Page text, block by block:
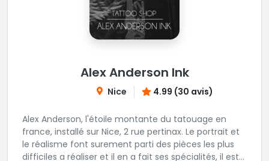
Alex Anderson Ink
Nice 4.99 (30 avis)
Alex Anderson, l'étoile montante du tatouage en
france, installé sur Nice, 2 rue pertinax. Le portrait et
le réalisme font surement parti des pièces les plus
difficiles a réaliser et il en a fait ses spécialités, il est